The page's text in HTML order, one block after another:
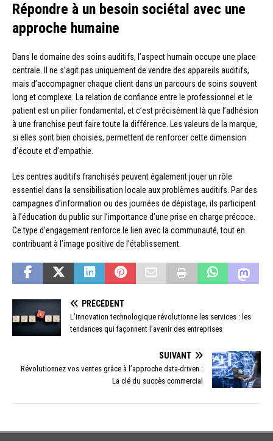
Répondre à un besoin sociétal avec une
approche humaine
Dans le domaine des soins auditifs, l’aspect humain occupe une place
centrale. Il ne s’agit pas uniquement de vendre des appareils auditifs,
mais d’accompagner chaque client dans un parcours de soins souvent
long et complexe. La relation de confiance entre le professionnel et le
patient est un pilier fondamental, et c’est précisément là que l’adhésion
à une franchise peut faire toute la différence. Les valeurs de la marque,
si elles sont bien choisies, permettent de renforcer cette dimension
d’écoute et d’empathie.
Les centres auditifs franchisés peuvent également jouer un rôle
essentiel dans la sensibilisation locale aux problèmes auditifs. Par des
campagnes d’information ou des journées de dépistage, ils participent
à l’éducation du public sur l’importance d’une prise en charge précoce.
Ce type d’engagement renforce le lien avec la communauté, tout en
contribuant à l’image positive de l’établissement.
PRÉCÉDENT
L’innovation technologique révolutionne les services : les
tendances qui façonnent l’avenir des entreprises
SUIVANT
Révolutionnez vos ventes grâce à l’approche data-driven :
La clé du succès commercial